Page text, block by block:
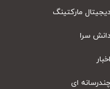
مارکتینگ
سرا
ای